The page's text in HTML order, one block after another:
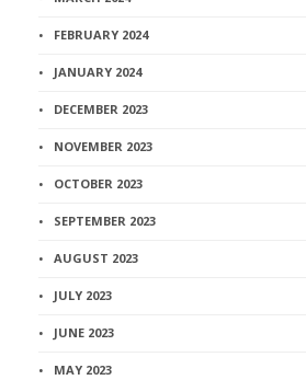
FEBRUARY 2024
JANUARY 2024
DECEMBER 2023
NOVEMBER 2023
OCTOBER 2023
SEPTEMBER 2023
AUGUST 2023
JULY 2023
JUNE 2023
MAY 2023